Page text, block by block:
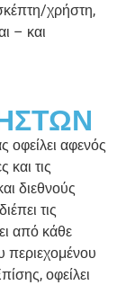
χρήστη,
– και
οφείλει αφενός
και τις
διεθνούς
τις
από κάθε
περιεχομένου
οφείλει